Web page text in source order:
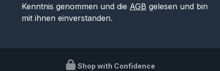
Kenntnis genommen und die AGB gelesen und bin
mit ihnen einverstanden.
Shop with Confidence